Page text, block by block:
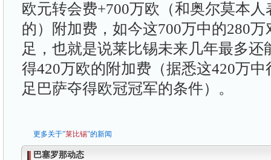
欧元转会费+700万欧（和奥尔莫本
的）附加费，如今这700万中的280
足，也就是说莱比锡未来几年最多还
得420万欧的附加费（据悉这420万
足巴萨夺得欧冠冠军的条件）。
更多关于"莱比锡"的新闻
巴塞罗那动态